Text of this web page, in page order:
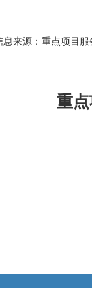
息来源：重点项目
重